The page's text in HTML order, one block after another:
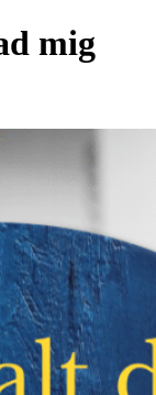
mig